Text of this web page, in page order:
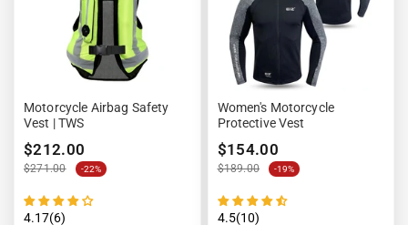
Motorcycle Airbag Safety
Vest | TWS
$212.00
$271.00 -22%
4.17(6)
Women's Motorcycle
Protective Vest
$154.00
$189.00 -19%
4.5(10)